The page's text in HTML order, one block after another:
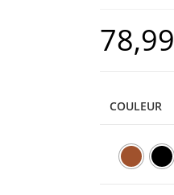
78,99
COULEUR